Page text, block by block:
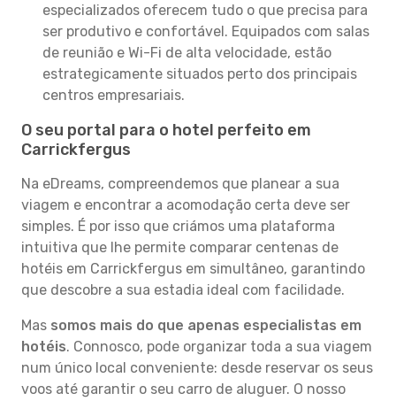
especializados oferecem tudo o que precisa para
ser produtivo e confortável. Equipados com salas
de reunião e Wi-Fi de alta velocidade, estão
estrategicamente situados perto dos principais
centros empresariais.
O seu portal para o hotel perfeito em
Carrickfergus
Na eDreams, compreendemos que planear a sua
viagem e encontrar a acomodação certa deve ser
simples. É por isso que criámos uma plataforma
intuitiva que lhe permite comparar centenas de
hotéis em Carrickfergus em simultâneo, garantindo
que descobre a sua estadia ideal com facilidade.
Mas somos mais do que apenas especialistas em
hotéis. Connosco, pode organizar toda a sua viagem
num único local conveniente: desde reservar os seus
voos até garantir o seu carro de aluguer. O nosso